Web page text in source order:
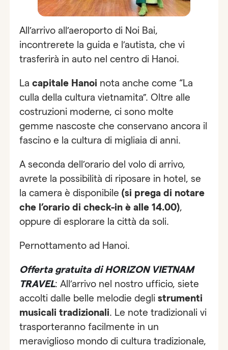
All’arrivo all’aeroporto di Noi Bai,
incontrerete la guida e l’autista, che vi
trasferirà in auto nel centro di Hanoi.
Lacapitale Hanoi nota anche come “La
culla della cultura vietnamita”. Oltre alle
costruzioni moderne, ci sono molte
gemme nascoste che conservano ancora il
fascino e la cultura di migliaia di anni.
A seconda dell’orario del volo di arrivo,
avrete la possibilità di riposare in hotel, se
la camera è disponibile(si prega di notare
che l’orario di check-in è alle 14.00),
oppure di esplorare la città da soli.
Pernottamento ad Hanoi.
Offerta gratuita di HORIZON VIETNAM
TRAVEL: All’arrivo nel nostro ufficio, siete
accolti dalle belle melodie deglistrumenti
musicali tradizionali. Le note tradizionali vi
trasporteranno facilmente in un
meraviglioso mondo di cultura tradizionale,